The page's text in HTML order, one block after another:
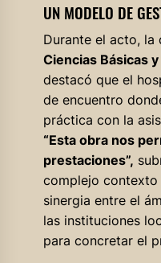
UN MODELO DE
Durante el acto, la
Ciencias Básicas
destacó que el
de encuentro
práctica con la
“Esta obra nos
prestaciones”,
complejo contexto
sinergia entre el
las instituciones
para concretar el